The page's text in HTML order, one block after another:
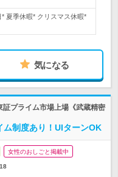
夏季休暇* クリスマス休暇*
気になる
プライム市場上場《武蔵精密
ム制度あり！UIターンOK
女性のおしごと掲載中